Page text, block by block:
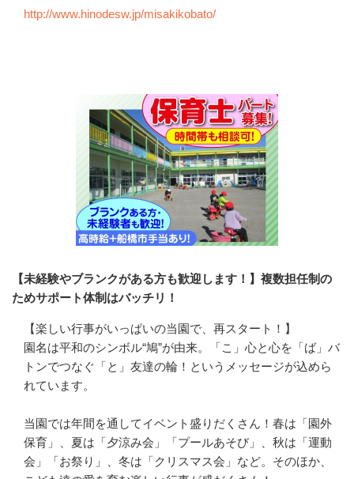
http://www.hinodesw.jp/misakikobato/
【未経験やブランクがある方も歓迎します！】複数担任制の
ためサポート体制はバッチリ！
【楽しい行事がいっぱいの当園で、再スタート！】
園名は平和のシンボル“鳩”が由来。「こ」心と心を「ば」バ
トンでつなぐ「と」友達の輪！というメッセージが込めら
れています。
当園では年間を通してイベント盛りだくさん！春は「園外
保育」、夏は「夕涼み会」「プールあそび」、秋は「運動
会」「お祭り」、冬は「クリスマス会」など。そのほか、